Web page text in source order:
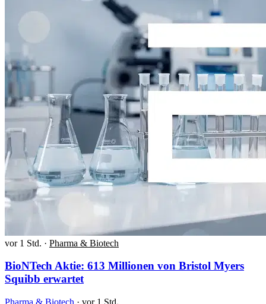
vor 1 Std. · Pharma & Biotech
BioNTech Aktie: 613 Millionen von Bristol Myers
Squibb erwartet